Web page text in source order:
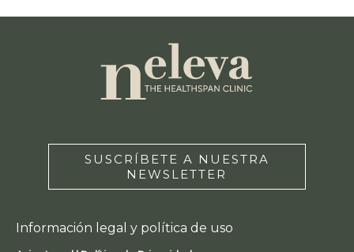
SUSCRÍBETE A NUESTRA
NEWSLETTER
Información legal y política de uso